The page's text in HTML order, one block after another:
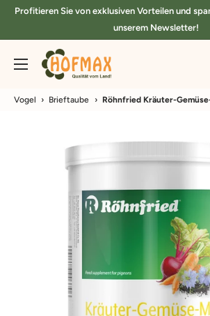
DirektProfitieren Sie von exklusiven Vorteilen und
unserem Newsletter!
hofmax.de
Vogel › Brieftaube › Röhnfried Kräuter-